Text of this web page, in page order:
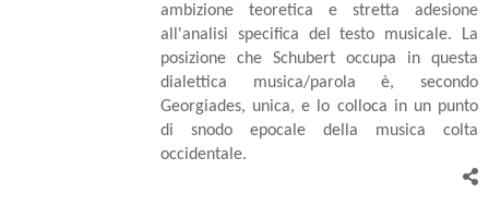
ambizione teoretica e stretta adesione
all'analisi specifica del testo musicale. La
posizione che Schubert occupa in questa
dialettica musica/parola è, secondo
Georgiades, unica, e lo colloca in un punto
di snodo epocale della musica colta
occidentale.